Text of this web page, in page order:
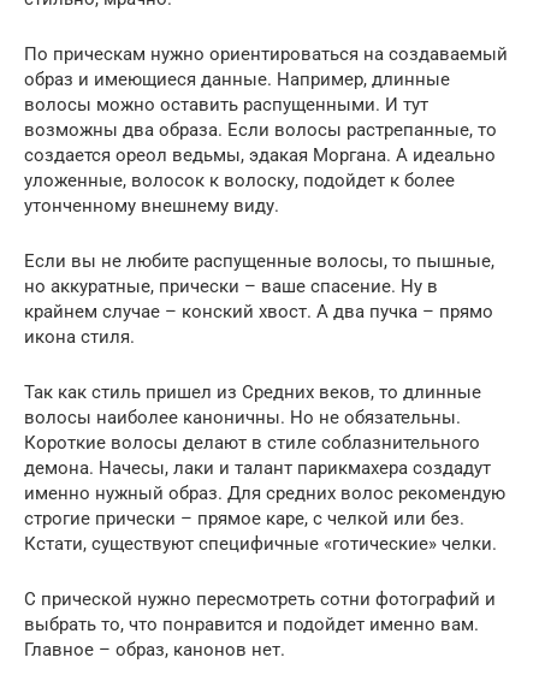
По прическам нужно ориентироваться на создаваемый
образ и имеющиеся данные. Например, длинные
волосы можно оставить распущенными. И тут
возможны два образа. Если волосы растрепанные, то
создается ореол ведьмы, эдакая Моргана. А идеально
уложенные, волосок к волоску, подойдет к более
утонченному внешнему виду.
Если вы не любите распущенные волосы, то пышные,
но аккуратные, прически – ваше спасение. Ну в
крайнем случае – конский хвост. А два пучка – прямо
икона стиля.
Так как стиль пришел из Средних веков, то длинные
волосы наиболее каноничны. Но не обязательны.
Короткие волосы делают в стиле соблазнительного
демона. Начесы, лаки и талант парикмахера создадут
именно нужный образ. Для средних волос рекомендую
строгие прически – прямое каре, с челкой или без.
Кстати, существуют специфичные «готические» челки.
С прической нужно пересмотреть сотни фотографий и
выбрать то, что понравится и подойдет именно вам.
Главное – образ, канонов нет.